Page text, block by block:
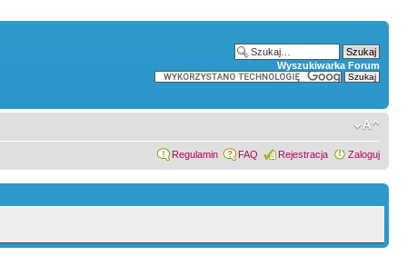
Wyszukiwarka Forum
Regulamin FAQ Rejestracja Zaloguj